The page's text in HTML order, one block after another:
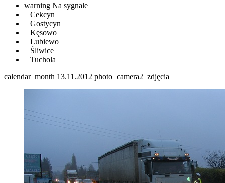
warning Na sygnale
Cekcyn
Gostycyn
Kęsowo
Lubiewo
Śliwice
Tuchola
calendar_month 13.11.2012 photo_camera2 zdjęcia